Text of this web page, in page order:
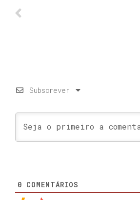
Subscrever
0 COMENTÁRIOS